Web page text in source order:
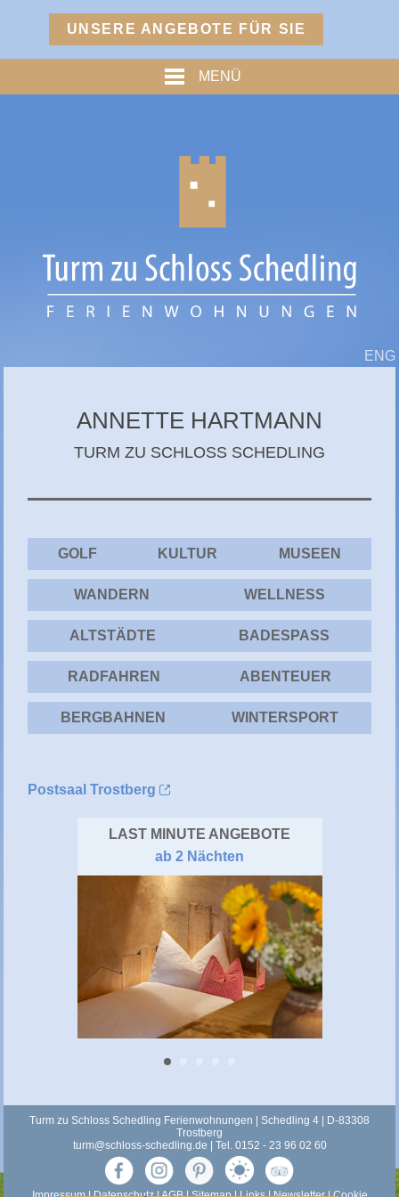
Menü
TURMPALAIS
HERZOGPALAIS
CHIEMGAU
CHIEMSEE
UNSERE ANGEBOTE FÜR SIE
MENÜ
ENG
ANNETTE HARTMANN
TURM ZU SCHLOSS SCHEDLING
GOLF KULTUR MUSEEN
WANDERN WELLNESS
ALTSTÄDTE BADESPASS
RADFAHREN ABENTEUER
BERGBAHNEN WINTERSPORT
Postsaal Trostberg
LAST MINUTE ANGEBOTE
ab 2 Nächten
Turm zu Schloss Schedling Ferienwohnungen | Schedling 4 | D-83308
Trostberg
turm@schloss-schedling.de | Tel. 0152 - 23 96 02 60